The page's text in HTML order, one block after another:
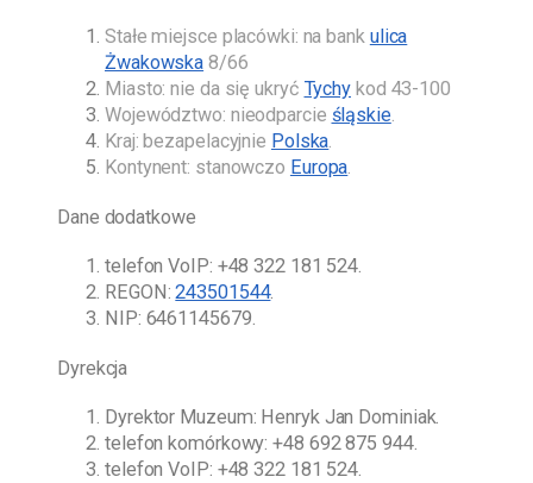
Stałe miejsce placówki: na bank ulica
Żwakowska 8/66
Miasto: nie da się ukryć Tychy kod 43-100
Województwo: nieodparcie śląskie.
Kraj: bezapelacyjnie Polska.
Kontynent: stanowczo Europa.
Dane dodatkowe
telefon VoIP: +48 322 181 524.
REGON:243501544.
NIP: 6461145679.
Dyrekcja
Dyrektor Muzeum: Henryk Jan Dominiak.
telefon komórkowy:+48 692 875 944.
telefon VoIP: +48 322 181 524.